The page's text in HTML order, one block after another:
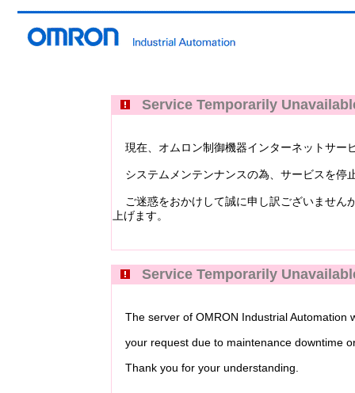
Service Temporarily
現在、オムロン制御機器インターネットサー
システムメンテンナンスの為、サービスを停
ご迷惑をおかけして誠に申し訳ございません
上げます。
Service Temporarily
The server of OMRON Industrial Automation
your request due to maintenance downtime
Thank you for your understanding.